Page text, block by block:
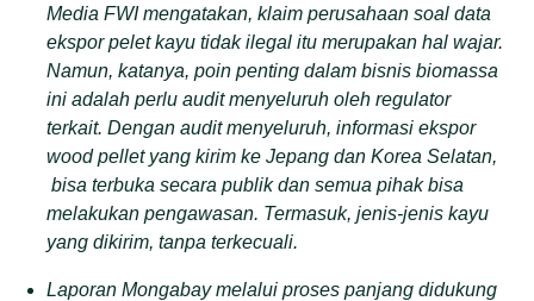
Media FWI mengatakan, klaim perusahaan soal data
ekspor pelet kayu tidak ilegal itu merupakan hal wajar.
Namun, katanya, poin penting dalam bisnis biomassa
ini adalah perlu audit menyeluruh oleh regulator
terkait. Dengan audit menyeluruh, informasi ekspor
wood pellet yang kirim ke Jepang dan Korea Selatan,
bisa terbuka secara publik dan semua pihak bisa
melakukan pengawasan. Termasuk, jenis-jenis kayu
yang dikirim, tanpa terkecuali.
Laporan Mongabay melalui proses panjang didukung